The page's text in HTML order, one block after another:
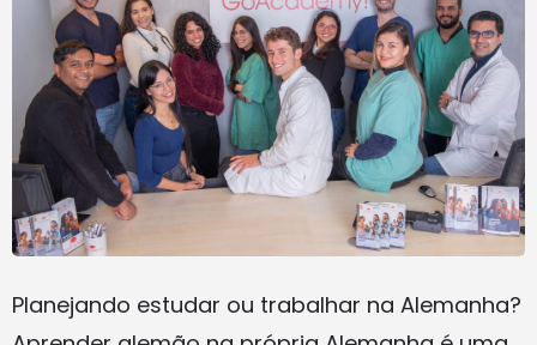
Planejando estudar ou trabalhar na Alemanha?